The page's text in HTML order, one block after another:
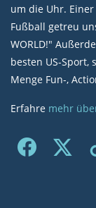
um die Uhr.
Fußball getreu
WORLD!"
besten US-Sport,
Menge Fun-,
Erfahre mehr